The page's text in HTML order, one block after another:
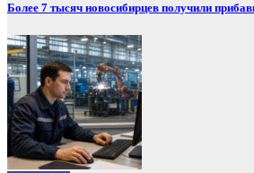
Более 7 тысяч новосибирцев получили